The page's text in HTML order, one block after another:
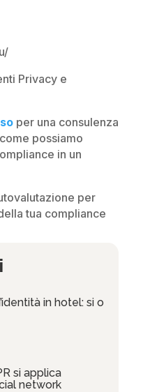
Privacy e
per una consulenza
possiamo
in un
per
tua compliance
in hotel: si o
si applica
network